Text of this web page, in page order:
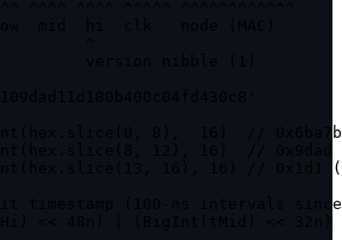
8),  16)  //
16), 16) // 0x1d1
timestamp (100-ns intervals